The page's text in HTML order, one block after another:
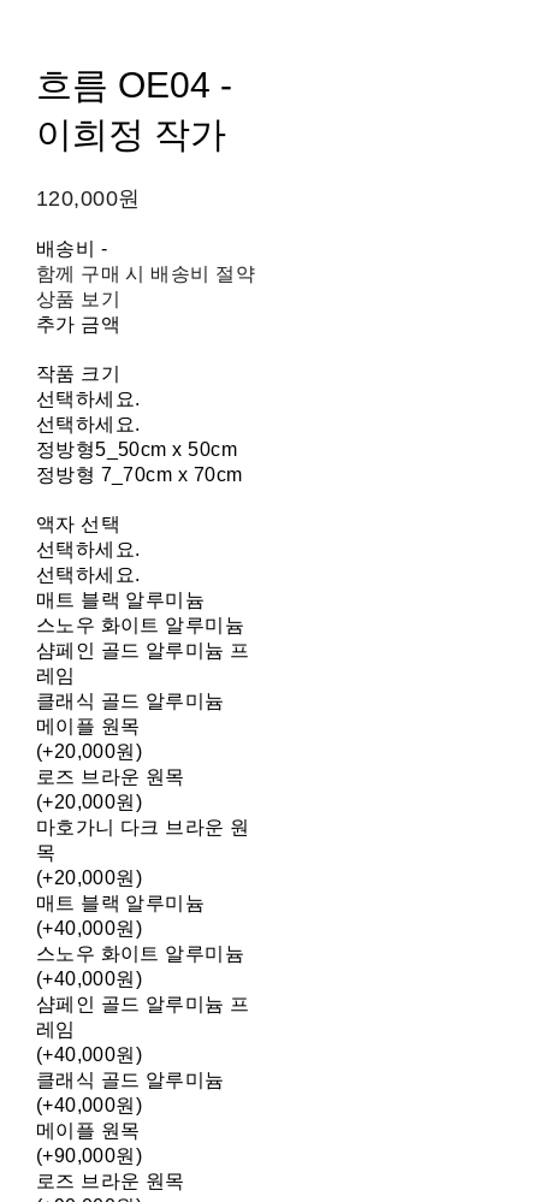
흐름 OE04 -
이희정 작가
120,000원
배송비 -
함께 구매 시 배송비 절약
상품 보기
추가 금액
작품 크기
선택하세요.
선택하세요.
정방형5_50cm x 50cm
정방형 7_70cm x 70cm
액자 선택
선택하세요.
선택하세요.
매트 블랙 알루미늄
스노우 화이트 알루미늄
샴페인 골드 알루미늄 프
레임
클래식 골드 알루미늄
메이플 원목
(+20,000원)
로즈 브라운 원목
(+20,000원)
마호가니 다크 브라운 원
목
(+20,000원)
매트 블랙 알루미늄
(+40,000원)
스노우 화이트 알루미늄
(+40,000원)
샴페인 골드 알루미늄 프
레임
(+40,000원)
클래식 골드 알루미늄
(+40,000원)
메이플 원목
(+90,000원)
로즈 브라운 원목